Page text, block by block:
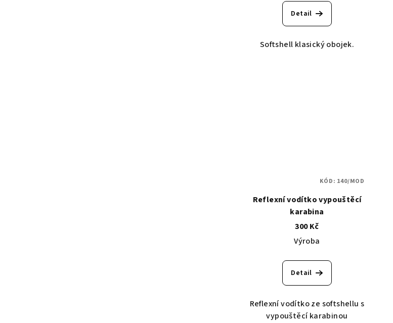
Detail
Softshell klasický obojek.
Reflexní vodítko vypouštěcí
karabina
300 Kč
Výroba
Detail
Reflexní vodítko ze softshellu s
vypouštěcí karabinou
KÓD: 140/MOD